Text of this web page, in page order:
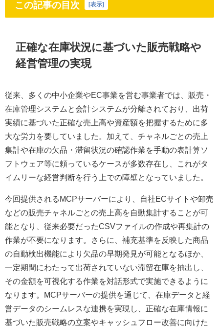
この記事の目次 表示
正確な在庫状況に基づいた販売戦略や
経営管理の実現
従来、多くの中小企業やEC事業を営む事業者では、販売・
在庫管理システムと会計システムが分離されており、出荷
実績に基づいた正確な売上高や資産額を把握するために多
大な労力を要していました。加えて、チャネルごとの売上
集計や在庫の欠品・滞留状況の確認作業を手動の表計算ソ
フトウェア等に頼っているケースが多数存在し、これがタ
イムリーな経営判断を行う上での障壁となっていました。
今回提供されるMCPサーバーにより、自社ECサイトや卸売
などの販売チャネルごとの売上高を自動集計することが可
能となり、従来必要だったCSVファイルの作成や再集計の
作業が不要になります。さらに、補充基準を反映した商品
の自動検出機能により欠品の早期発見が可能となるほか、
一定期間にわたって出荷されていない滞留在庫を抽出し、
その金額を可視化する作業を対話形式で実施できるように
なります。MCPサーバーの提供を通じて、在庫データと経
営データのシームレスな連携を実現し、正確な在庫情報に
基づいた販売戦略の立案やキャッシュフロー改善に向けた